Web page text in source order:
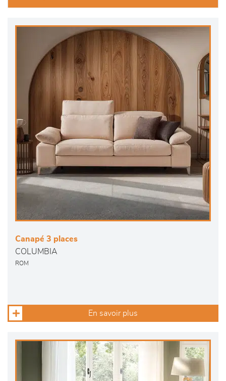
Canapé 3 places
COLUMBIA
ROM
En savoir plus